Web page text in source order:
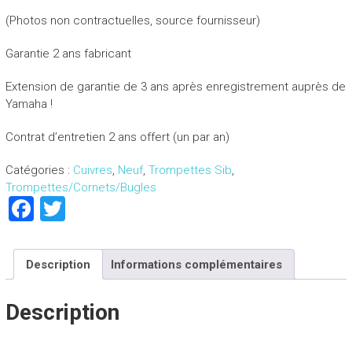
(Photos non contractuelles, source fournisseur)
Garantie 2 ans fabricant
Extension de garantie de 3 ans après enregistrement auprès de
Yamaha !
Contrat d’entretien 2 ans offert (un par an)
Catégories : Cuivres, Neuf, Trompettes Sib,
Trompettes/Cornets/Bugles
F
ce
o
ok
T
tt
Description Informations complémentaires
Description